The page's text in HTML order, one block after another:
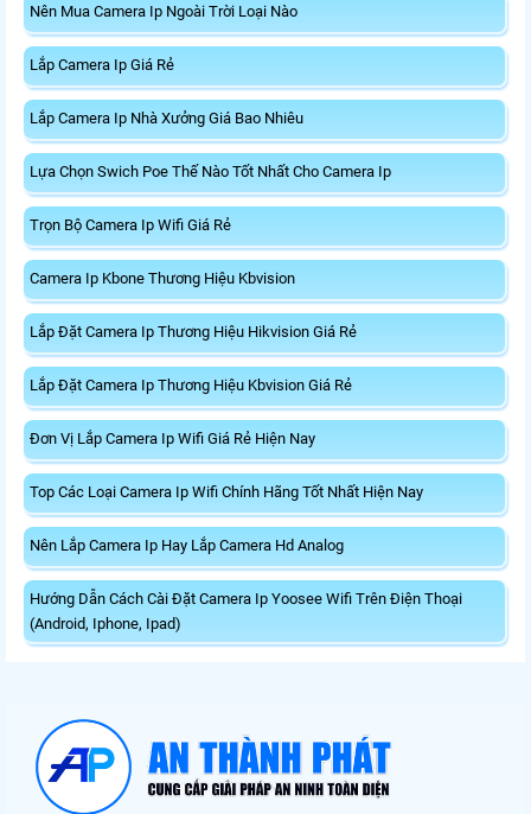
Nên Mua Camera Ip Ngoài Trời Loại Nào
Lắp Camera Ip Giá Rẻ
Lắp Camera Ip Nhà Xưởng Giá Bao Nhiêu
Lựa Chọn Swich Poe Thế Nào Tốt Nhất Cho Camera Ip
Trọn Bộ Camera Ip Wifi Giá Rẻ
Camera Ip Kbone Thương Hiệu Kbvision
Lắp Đặt Camera Ip Thương Hiệu Hikvision Giá Rẻ
Lắp Đặt Camera Ip Thương Hiệu Kbvision Giá Rẻ
Đơn Vị Lắp Camera Ip Wifi Giá Rẻ Hiện Nay
Top Các Loại Camera Ip Wifi Chính Hãng Tốt Nhất Hiện Nay
Nên Lắp Camera Ip Hay Lắp Camera Hd Analog
Hướng Dẫn Cách Cài Đặt Camera Ip Yoosee Wifi Trên Điện Thoại
(Android, Iphone, Ipad)